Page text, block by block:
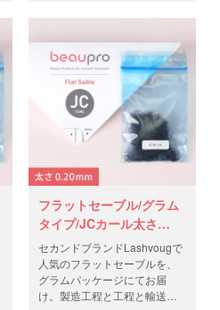
フラットセーブル/グラム
タイプ/JCカール太さ
0.20mm
セカンドブランドLashvougで
人気のフラットセーブルを、
グラムパッケージにてお届
け。製造工程と工程と輸送費